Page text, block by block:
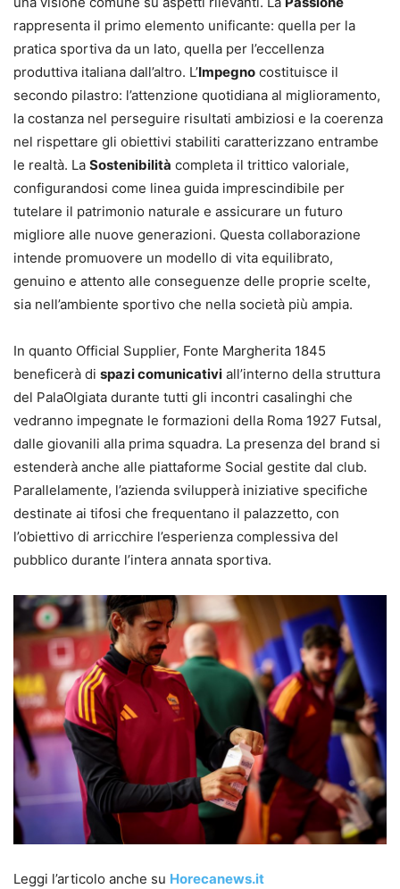
rappresenta il primo elemento unificante: quella per la
pratica sportiva da un lato, quella per l’eccellenza
produttiva italiana dall’altro. L’Impegno costituisce il
secondo pilastro: l’attenzione quotidiana al miglioramento,
la costanza nel perseguire risultati ambiziosi e la coerenza
nel rispettare gli obiettivi stabiliti caratterizzano entrambe
le realtà. La Sostenibilità completa il trittico valoriale,
configurandosi come linea guida imprescindibile per
tutelare il patrimonio naturale e assicurare un futuro
migliore alle nuove generazioni. Questa collaborazione
intende promuovere un modello di vita equilibrato,
genuino e attento alle conseguenze delle proprie scelte,
sia nell’ambiente sportivo che nella società più ampia.
In quanto Official Supplier, Fonte Margherita 1845
beneficerà di spazi comunicativi all’interno della struttura
del PalaOlgiata durante tutti gli incontri casalinghi che
vedranno impegnate le formazioni della Roma 1927 Futsal,
dalle giovanili alla prima squadra. La presenza del brand si
estenderà anche alle piattaforme Social gestite dal club.
Parallelamente, l’azienda svilupperà iniziative specifiche
destinate ai tifosi che frequentano il palazzetto, con
l’obiettivo di arricchire l’esperienza complessiva del
pubblico durante l’intera annata sportiva.
Leggi l’articolo anche su Horecanews.it